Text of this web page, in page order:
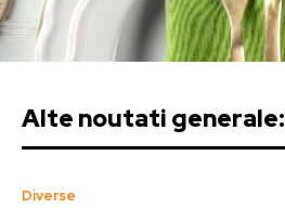
Alte noutati generale:
Diverse